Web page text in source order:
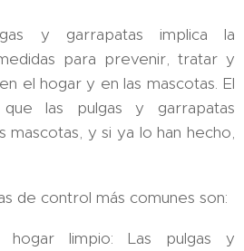
y garrapatas implica la
para prevenir, tratar y
el hogar y en las mascotas. El
las pulgas y garrapatas
mascotas, y si ya lo han hecho,
de control más comunes son:
hogar limpio: Las pulgas y